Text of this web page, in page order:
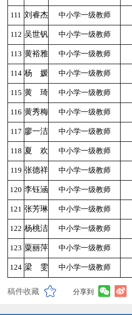
111 刘睿杰 中小学一级教师
112 吴世钒 中小学一级教师
113 黄裕雅 中小学一级教师
114 杨 媛 中小学一级教师
115 黄 琦 中小学一级教师
116 黄秀梅 中小学一级教师
117 廖一洁 中小学一级教师
118 夏 欢 中小学一级教师
119 张德祥 中小学一级教师
120 李钰涵 中小学一级教师
121 张芳琳 中小学一级教师
122 杨桃洁 中小学一级教师
123 粟丽萍 中小学一级教师
124 梁 雯 中小学一级教师
稿件收藏 分享到